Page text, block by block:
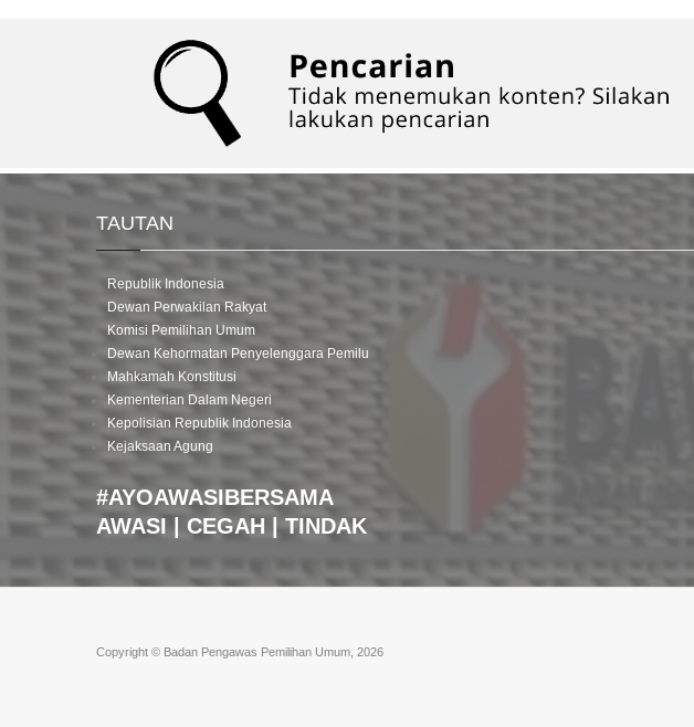
TAUTAN
Republik Indonesia
Dewan Perwakilan Rakyat
Komisi Pemilihan Umum
Dewan Kehormatan Penyelenggara Pemilu
Mahkamah Konstitusi
Kementerian Dalam Negeri
Kepolisian Republik Indonesia
Kejaksaan Agung
#AYOAWASIBERSAMA
AWASI | CEGAH | TINDAK
Copyright © Badan Pengawas Pemilihan Umum, 2026